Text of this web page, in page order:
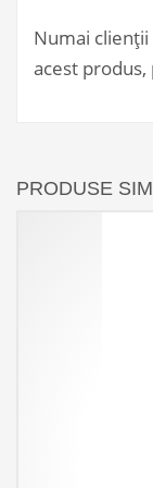
Numai
acest produs,
PRODUSE